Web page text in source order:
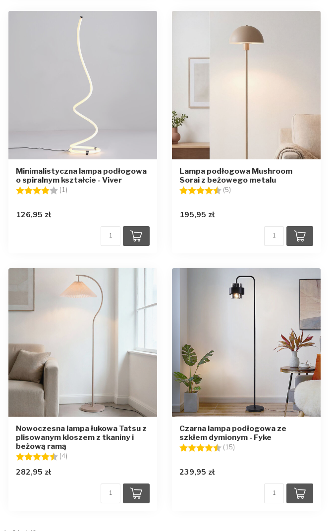
Minimalistyczna lampa podłogowa
o spiralnym kształcie - Viver
Ocena:
(1)
126,95 zł
Lampa podłogowa Mushroom
Sorai z beżowego metalu
Ocena:
(5)
195,95 zł
Nowoczesna lampa łukowa Tatsu z
plisowanym kloszem z tkaniny i
beżową ramą
Ocena:
(4)
282,95 zł
Czarna lampa podłogowa ze
szkłem dymionym - Fyke
Ocena:
(15)
239,95 zł